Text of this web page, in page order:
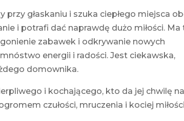
głaskaniu i szuka ciepłego miejsca
i potrafi dać naprawdę dużo miłości. Ma
zabawek i odkrywanie nowych
energii i radości. Jest ciekawska,
domownika.
i kochającego, kto da jej chwilę na
czułości, mruczenia i kociej miłości